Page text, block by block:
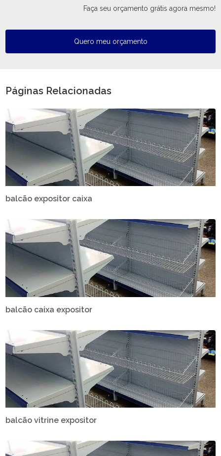
Faça seu orçamento grátis agora mesmo!
Quero meu orçamento
Páginas Relacionadas
balcão expositor caixa
balcão caixa expositor
balcão vitrine expositor